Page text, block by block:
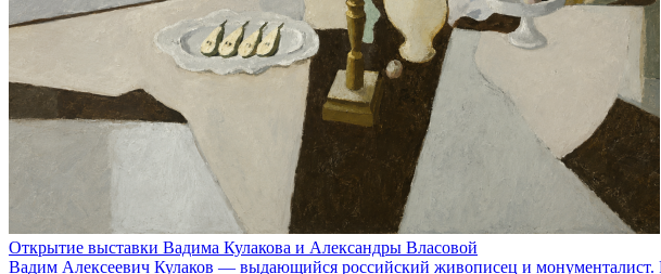
Открытие выставки Вадима Кулакова и Александры Власовой
Вадим Алексеевич Кулаков — выдающийся российский живописец и